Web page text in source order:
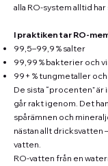
alla RO-system alltid
I praktiken tar RO-
99,5–99,9 % salter
99,99 % bakterier och
99+ % tungmetaller
De sista “procenten”
går rakt igenom. Det
spårämnen och
nästan allt dricksvatten
vatten.
RO-vatten från en